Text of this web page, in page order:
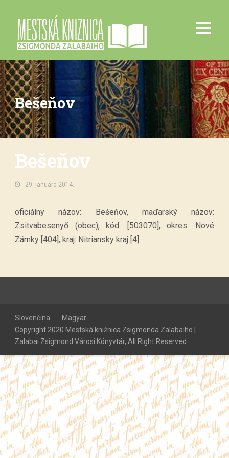
Bešeňov
Bešeňov
29. januára 2014.
oficiálny názov: Bešeňov, maďarský názov:
Zsitvabesenyő (obec), kód: [503070], okres: Nové
Zámky [404], kraj: Nitriansky kraj [4]
Slovenčina
Magyar
Copyright 2020 Mestská knižnica Zsigmonda Zalabaiho |
Zalabai Zsigmond Városi Könyvtár, All Right Reserved